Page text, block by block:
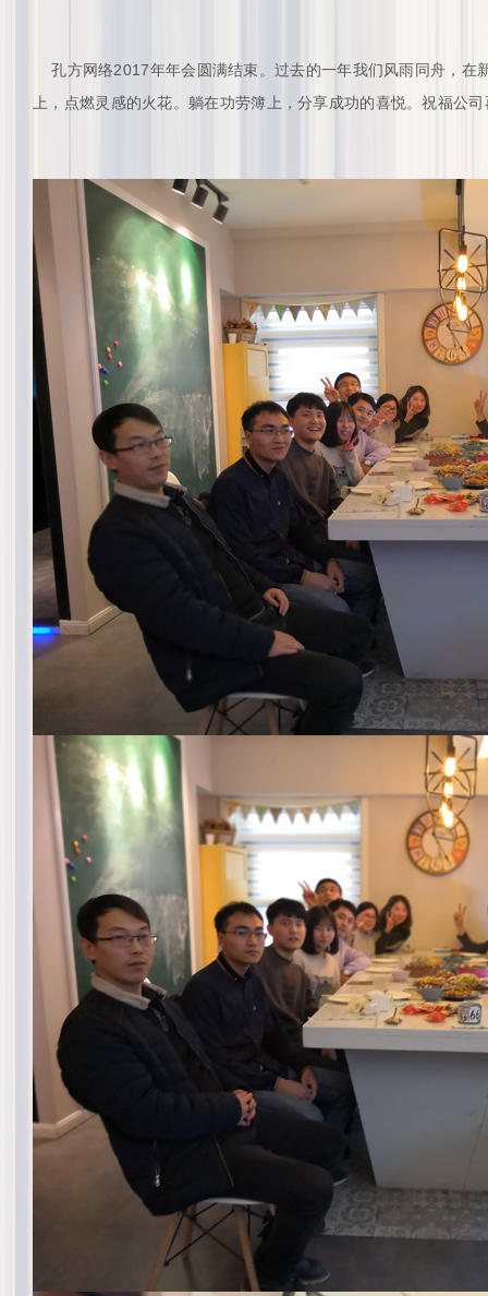
孔方网络2017年年会圆满结束。过去的一年我们风雨同舟，在
上，点燃灵感的火花。躺在功劳簿上，分享成功的喜悦。祝福公